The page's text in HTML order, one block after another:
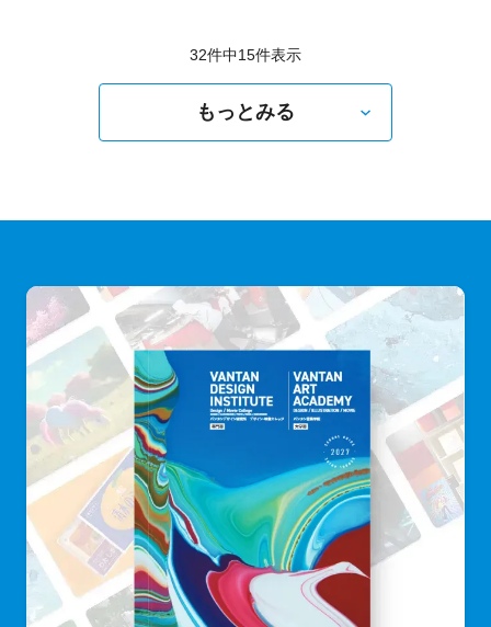
32件中15件表示
もっとみる